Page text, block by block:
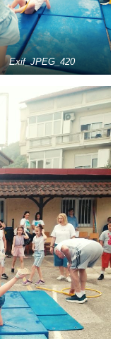
Exif_JPEG_420